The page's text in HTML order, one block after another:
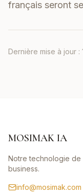
français seront
Dernière mise à jour :
MOSIMAK IA
Notre technologie de
business.
info@mosimak.com